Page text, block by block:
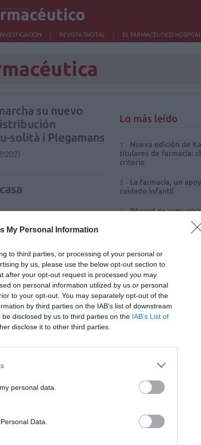
My Personal Information
to third parties, or processing of your personal or
by us, please use the below opt-out section to
after your opt-out request is processed you may
on personal information utilized by us or personal
to your opt-out. You may separately opt-out of the
by third parties on the IAB’s list of downstream
disclosed by us to third parties on the IAB’s List of
disclose it to other third parties.
personal data.
Data.
REVISTA DIGITAL EL FARMACÉUTICO
su nuevo
solità i Plegamans
2021
farmacia
por
de
de
Lo más leído
Nueva edición de
titulares de farmacia:
criterio
La farmacia, un
cuidado infantil
Récord de
Congreso Nacional